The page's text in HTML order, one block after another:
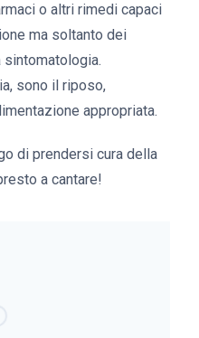
o altri rimedi capaci
ma soltanto dei
sintomatologia.
sono il riposo,
appropriata.
di prendersi cura della
a cantare!